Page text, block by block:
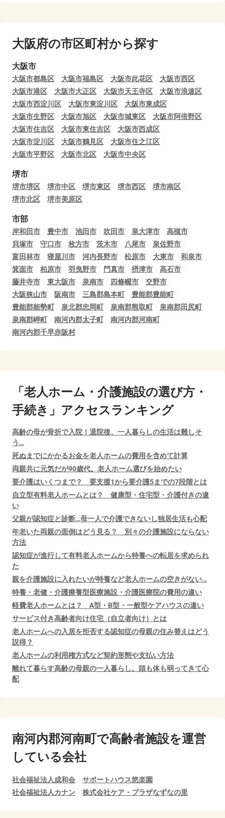
大阪府の市区町村から探す
大阪市
大阪市都島区 大阪市福島区 大阪市此花区
大阪市西区
大阪市港区
大阪市大正区 大阪市天王寺区
大阪市浪速区
大阪市西淀川区
大阪市東淀川区
大阪市東成区
大阪市生野区
大阪市旭区 大阪市城東区
大阪市阿倍野区
大阪市住吉区
大阪市東住吉区
大阪市西成区
大阪市淀川区
大阪市鶴見区
大阪市住之江区
大阪市平野区
大阪市北区 大阪市中央区
堺市
堺市堺区 堺市中区 堺市東区 堺市西区
堺市南区
堺市北区
堺市美原区
市部
岸和田市 豊中市 池田市 吹田市 泉大津市
高槻市
貝塚市
守口市 枚方市 茨木市 八尾市
泉佐野市
富田林市
寝屋川市 河内長野市 松原市 大東市
和泉市
箕面市
柏原市 羽曳野市 門真市 摂津市
高石市
藤井寺市
東大阪市 泉南市 四條畷市
交野市
大阪狭山市
阪南市 三島郡島本町
豊能郡豊能町
豊能郡能勢町
泉北郡忠岡町 泉南郡熊取町
泉南郡田尻町
泉南郡岬町
南河内郡太子町
南河内郡河南町
南河内郡千早赤阪村
「老人ホーム・介護施設の選び方・
手続き」アクセスランキング
高齢の母が骨折で入院！退院後、一人暮らしの生活は難しそ
う…
死ぬまでにかかるお金を老人ホームの費用を含めて計算
両親共に元気だが90歳代。老人ホーム選びを始めたい
要介護はいくつまで？ 要支援1から要介護5までの7段階とは
自立型有料老人ホームとは？ 健康型・住宅型・介護付きの違
い
父親が認知症と診断…母一人で介護できないし独居生活も心配
年老いた両親の面倒はどう見る？ 別々の介護施設にならない
方法
認知症が進行して有料老人ホームから特養への転居を求められ
た
親を介護施設に入れたいが特養など老人ホームの空きがない…
特養・老健・介護療養型医療施設・介護医療院の費用の違い
軽費老人ホームとは？ A型・B型・一般型ケアハウスの違い
サービス付き高齢者向け住宅（自立者向け）とは
老人ホームへの入居を拒否する認知症の母親の住み替えはどう
説得？
老人ホームの利用権方式など契約形態や支払い方法
離れて暮らす高齢の母親の一人暮らし。頭も体も弱ってきて心
配
南河内郡河南町で高齢者施設を運営
している会社
社会福祉法人成和会
サポートハウス悠楽園
社会福祉法人カナン
株式会社ケア・プラザなずなの里